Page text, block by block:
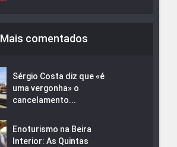
Mais comentados
Sérgio Costa diz que «é
uma vergonha» o
cancelamento...
Enoturismo na Beira
Interior: As Quintas